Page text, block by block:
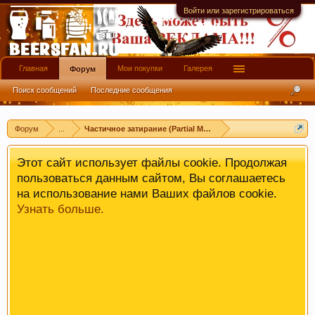
Войти или зарегистрироваться
Форум Частичное затирание (Partial Mash)
имеют информационной ценности! СПАСИБО
Этот сайт использует файлы cookie. Продолжая
пользоваться данным сайтом, Вы соглашаетесь
на использование нами Ваших файлов cookie.
Узнать больше.
Главная Форум
Поиск сообщений Последние сообщения
Мои покупки Галерея